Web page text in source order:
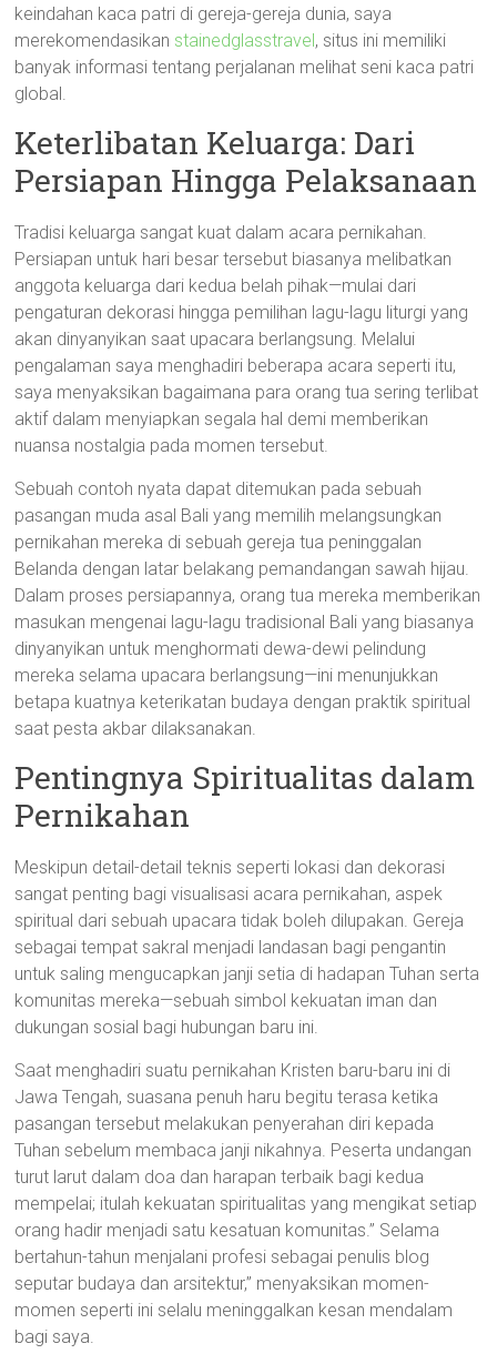
keindahan kaca patri di gereja-gereja dunia, saya
merekomendasikan stainedglasstravel, situs ini memiliki
banyak informasi tentang perjalanan melihat seni kaca patri
global.
Keterlibatan Keluarga: Dari
Persiapan Hingga Pelaksanaan
Tradisi keluarga sangat kuat dalam acara pernikahan.
Persiapan untuk hari besar tersebut biasanya melibatkan
anggota keluarga dari kedua belah pihak—mulai dari
pengaturan dekorasi hingga pemilihan lagu-lagu liturgi yang
akan dinyanyikan saat upacara berlangsung. Melalui
pengalaman saya menghadiri beberapa acara seperti itu,
saya menyaksikan bagaimana para orang tua sering terlibat
aktif dalam menyiapkan segala hal demi memberikan
nuansa nostalgia pada momen tersebut.
Sebuah contoh nyata dapat ditemukan pada sebuah
pasangan muda asal Bali yang memilih melangsungkan
pernikahan mereka di sebuah gereja tua peninggalan
Belanda dengan latar belakang pemandangan sawah hijau.
Dalam proses persiapannya, orang tua mereka memberikan
masukan mengenai lagu-lagu tradisional Bali yang biasanya
dinyanyikan untuk menghormati dewa-dewi pelindung
mereka selama upacara berlangsung—ini menunjukkan
betapa kuatnya keterikatan budaya dengan praktik spiritual
saat pesta akbar dilaksanakan.
Pentingnya Spiritualitas dalam
Pernikahan
Meskipun detail-detail teknis seperti lokasi dan dekorasi
sangat penting bagi visualisasi acara pernikahan, aspek
spiritual dari sebuah upacara tidak boleh dilupakan. Gereja
sebagai tempat sakral menjadi landasan bagi pengantin
untuk saling mengucapkan janji setia di hadapan Tuhan serta
komunitas mereka—sebuah simbol kekuatan iman dan
dukungan sosial bagi hubungan baru ini.
Saat menghadiri suatu pernikahan Kristen baru-baru ini di
Jawa Tengah, suasana penuh haru begitu terasa ketika
pasangan tersebut melakukan penyerahan diri kepada
Tuhan sebelum membaca janji nikahnya. Peserta undangan
turut larut dalam doa dan harapan terbaik bagi kedua
mempelai; itulah kekuatan spiritualitas yang mengikat setiap
orang hadir menjadi satu kesatuan komunitas.” Selama
bertahun-tahun menjalani profesi sebagai penulis blog
seputar budaya dan arsitektur,” menyaksikan momen-
momen seperti ini selalu meninggalkan kesan mendalam
bagi saya.